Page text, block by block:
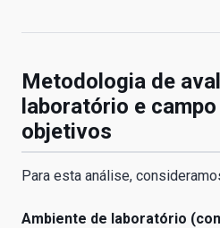
Metodologia de
laboratório e
objetivos
Para esta análise,
Ambiente de laboratório